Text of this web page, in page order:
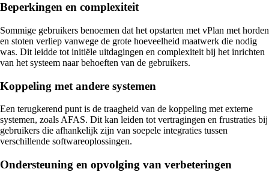
Beperkingen en complexiteit
Sommige gebruikers benoemen dat het opstarten met vPlan met horden
en stoten verliep vanwege de grote hoeveelheid maatwerk die nodig
was. Dit leidde tot initiële uitdagingen en complexiteit bij het inrichten
van het systeem naar behoeften van de gebruikers.
Koppeling met andere systemen
Een terugkerend punt is de traagheid van de koppeling met externe
systemen, zoals AFAS. Dit kan leiden tot vertragingen en frustraties bij
gebruikers die afhankelijk zijn van soepele integraties tussen
verschillende softwareoplossingen.
Ondersteuning en opvolging van verbeteringen